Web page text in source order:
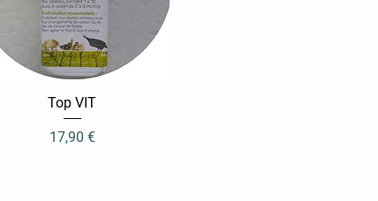
Aperçu rapide
Top VIT
Prix
17,90 €